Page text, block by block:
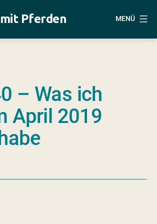
Pferden MENÜ
– Was ich
April 2019